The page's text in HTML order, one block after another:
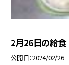
2月26日の給食
公開日 2024/02/26